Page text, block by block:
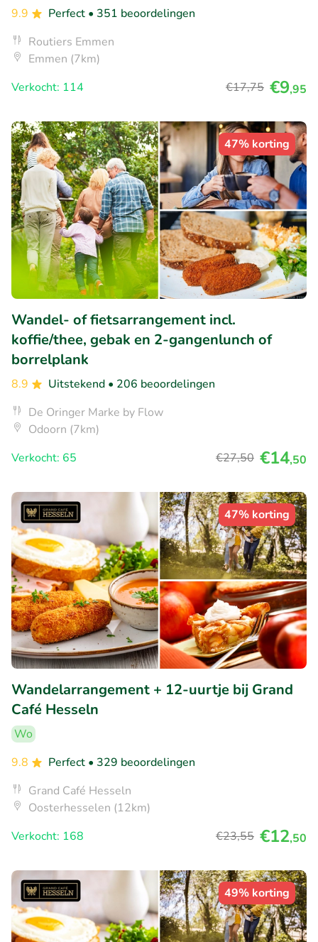
9.9 Perfect • 351 beoordelingen
Routiers Emmen
Emmen (7km)
Verkocht: 114
€17,75 €9,95
47% korting
Wandel- of fietsarrangement incl.
koffie/thee, gebak en 2-gangenlunch of
borrelplank
8.9 Uitstekend • 206 beoordelingen
De Oringer Marke by Flow
Odoorn (7km)
Verkocht: 65
€27,50 €14,50
47% korting
Wandelarrangement + 12-uurtje bij Grand
Café Hesseln
Wo
9.8
Perfect • 329 beoordelingen
Grand Café Hesseln
Oosterhesselen (12km)
Verkocht: 168
€23,55 €12,50
49% korting